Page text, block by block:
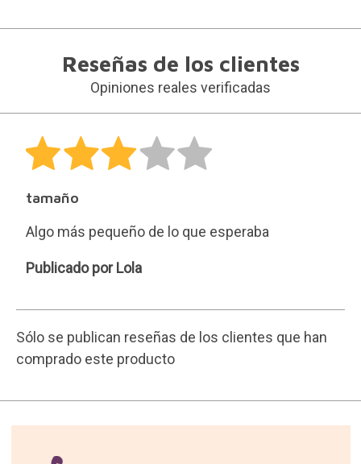
Reseñas de los clientes
Opiniones reales verificadas
tamaño
Algo más pequeño de lo que esperaba
Lola
Publicado por Lola
Sólo se publican reseñas de los clientes que han
comprado este producto